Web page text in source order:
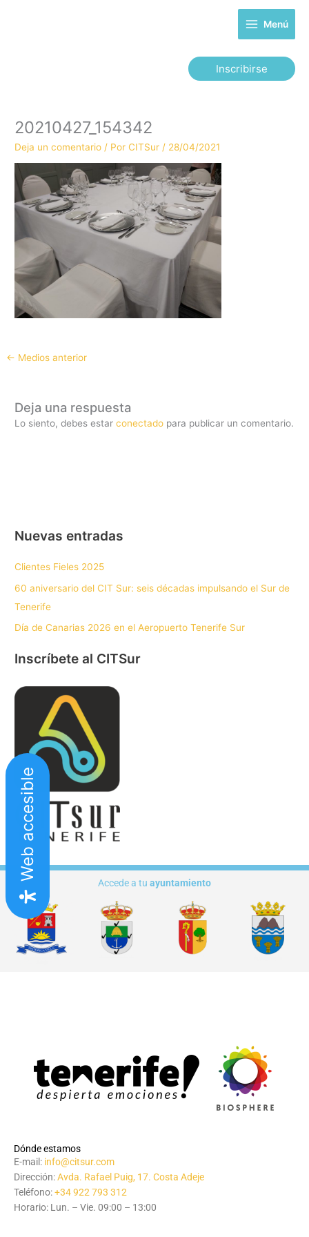
Menú
Inscribirse
20210427_154342
Deja un comentario / PorCITSur / 28/04/2021
← Medios anterior
Deja una respuesta
Lo siento, debes estarconectado para publicar un comentario.
Nuevas entradas
Clientes Fieles 2025
60 aniversario del CIT Sur: seis décadas impulsando el Sur de
Tenerife
Día de Canarias 2026 en el Aeropuerto Tenerife Sur
Inscríbete al CITSur
Accede a tu ayuntamiento
Dónde estamos
E-mail: info@citsur.com
Dirección:Avda. Rafael Puig, 17. Costa Adeje
Teléfono:+34 922 793 312
Horario: Lun. – Vie. 09:00 – 13:00
Web accesible